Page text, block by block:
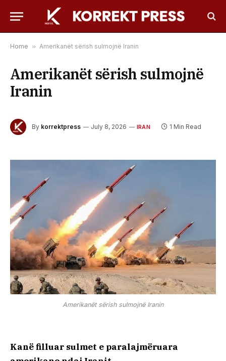
Home » Amerikanët sërish sulmojnë Iranin
Amerikanët sërish sulmojnë
Iranin
By korrektpress July 8, 2026 IRAN 1 Min Read
Amerikanët sërish sulmojnë Iranin
Kanë filluar sulmet e paralajmëruara